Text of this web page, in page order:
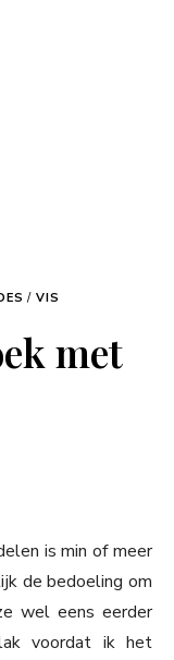
/ VIS
met
is min of meer
de bedoeling om
wel eens eerder
voordat ik het